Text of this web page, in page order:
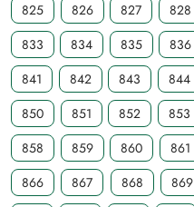
825
826 827 828
833
834 835 836
841
842 843 844
850
851 852 853
858
859 860 861
866
867 868 869